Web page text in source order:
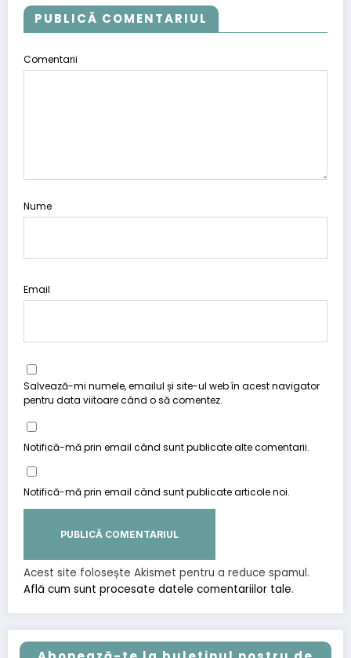
PUBLICĂ COMENTARIUL
Comentarii
Nume
Email
Salvează-mi numele, emailul și site-ul web în acest navigator
pentru data viitoare când o să comentez.
Notifică-mă prin email când sunt publicate alte comentarii.
Notifică-mă prin email când sunt publicate articole noi.
Acest site folosește Akismet pentru a reduce spamul.
Află cum sunt procesate datele comentariilor tale.